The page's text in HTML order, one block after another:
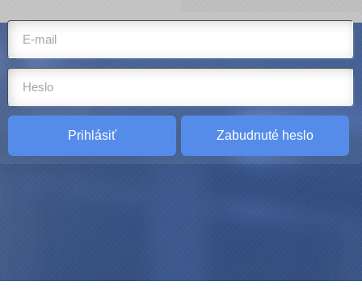
Zabudnuté heslo